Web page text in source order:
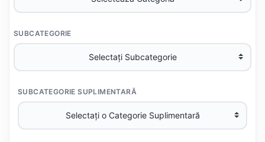
SUBCATEGORIE
SUBCATEGORIE SUPLIMENTARĂ